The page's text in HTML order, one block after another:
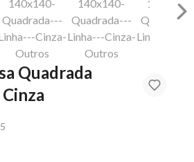
Quadrada